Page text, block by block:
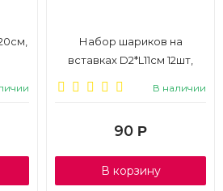
Набор шариков на
вставках D2*L11см 12шт,
В наличии
90 Р
В корзину